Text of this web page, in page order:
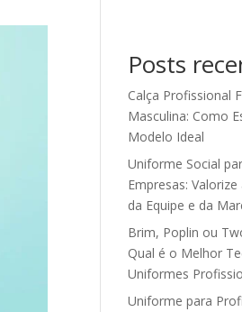
Posts
Calça Profissional
Masculina: Como
Modelo Ideal
Uniforme Social
Empresas:
da Equipe e da
Brim, Poplin ou
Qual é o Melhor
Uniformes
Uniforme para